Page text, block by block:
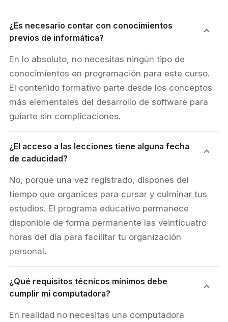
¿Es necesario contar con conocimientos
previos de informática?
En lo absoluto, no necesitas ningún tipo de
conocimientos en programación para este curso.
El contenido formativo parte desde los conceptos
más elementales del desarrollo de software para
guiarte sin complicaciones.
¿El acceso a las lecciones tiene alguna fecha
de caducidad?
No, porque una vez registrado, dispones del
tiempo que organices para cursar y culminar tus
estudios. El programa educativo permanece
disponible de forma permanente las veinticuatro
horas del día para facilitar tu organización
personal.
¿Qué requisitos técnicos mínimos debe
cumplir mi computadora?
En realidad no necesitas una computadora